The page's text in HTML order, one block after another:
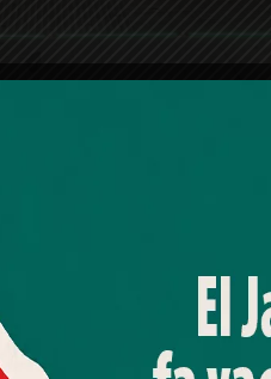
Amb el seu acord, nosaltres
tecnologies similars per
processar dades personals
web. Pot retirar el seu
processament de dades
qualsevol moment fent clic a
nostra Política de privacitat
"acceptar" dones el teu